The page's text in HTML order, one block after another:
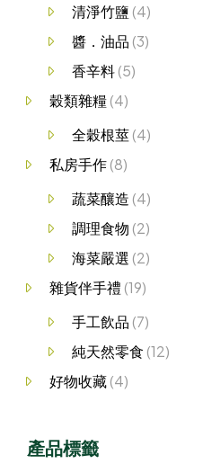
清淨竹鹽 (4)
醬．油品 (3)
香辛料 (5)
穀類雜糧 (4)
全穀根莖 (4)
私房手作 (8)
蔬菜釀造 (4)
調理食物 (2)
海菜嚴選 (2)
雜貨伴手禮 (19)
手工飲品 (7)
純天然零食 (12)
好物收藏 (4)
產品標籤